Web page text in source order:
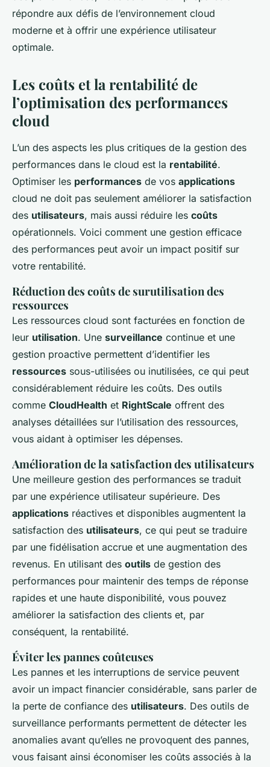
répondre aux défis de l’environnement cloud
moderne et à offrir une expérience utilisateur
optimale.
Les coûts et la rentabilité de
l’optimisation des performances
cloud
L’un des aspects les plus critiques de la gestion des
performances dans le cloud est la rentabilité.
Optimiser les performances de vos applications
cloud ne doit pas seulement améliorer la satisfaction
des utilisateurs, mais aussi réduire les coûts
opérationnels. Voici comment une gestion efficace
des performances peut avoir un impact positif sur
votre rentabilité.
Réduction des coûts de surutilisation des
ressources
Les ressources cloud sont facturées en fonction de
leur utilisation. Une surveillance continue et une
gestion proactive permettent d’identifier les
ressources sous-utilisées ou inutilisées, ce qui peut
considérablement réduire les coûts. Des outils
comme CloudHealth et RightScale offrent des
analyses détaillées sur l’utilisation des ressources,
vous aidant à optimiser les dépenses.
Amélioration de la satisfaction des utilisateurs
Une meilleure gestion des performances se traduit
par une expérience utilisateur supérieure. Des
applications réactives et disponibles augmentent la
satisfaction des utilisateurs, ce qui peut se traduire
par une fidélisation accrue et une augmentation des
revenus. En utilisant des outils de gestion des
performances pour maintenir des temps de réponse
rapides et une haute disponibilité, vous pouvez
améliorer la satisfaction des clients et, par
conséquent, la rentabilité.
Éviter les pannes coûteuses
Les pannes et les interruptions de service peuvent
avoir un impact financier considérable, sans parler de
la perte de confiance des utilisateurs. Des outils de
surveillance performants permettent de détecter les
anomalies avant qu’elles ne provoquent des pannes,
vous faisant ainsi économiser les coûts associés à la